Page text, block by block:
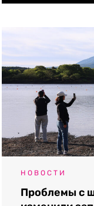
НОВОСТИ
Проблемы с